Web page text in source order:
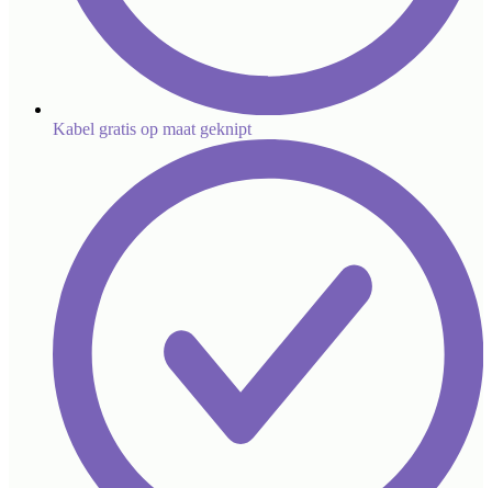
Kabel gratis op maat geknipt